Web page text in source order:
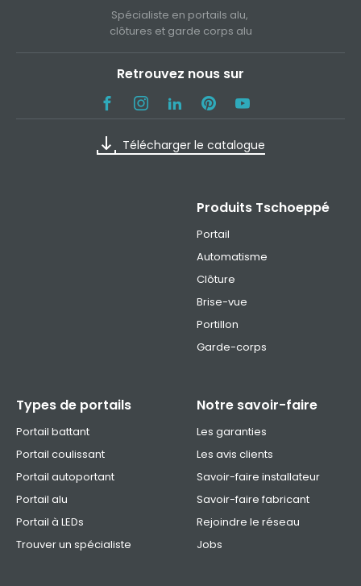
Spécialiste en portails alu,
clôtures et garde corps alu
Retrouvez nous sur
Télécharger le catalogue
Produits Tschoeppé
Portail
Automatisme
Clôture
Brise-vue
Portillon
Garde-corps
Types de portails
Portail battant
Portail coulissant
Portail autoportant
Portail alu
Portail à LEDs
Trouver un spécialiste
Notre savoir-faire
Les garanties
Les avis clients
Savoir-faire installateur
Savoir-faire fabricant
Rejoindre le réseau
Jobs